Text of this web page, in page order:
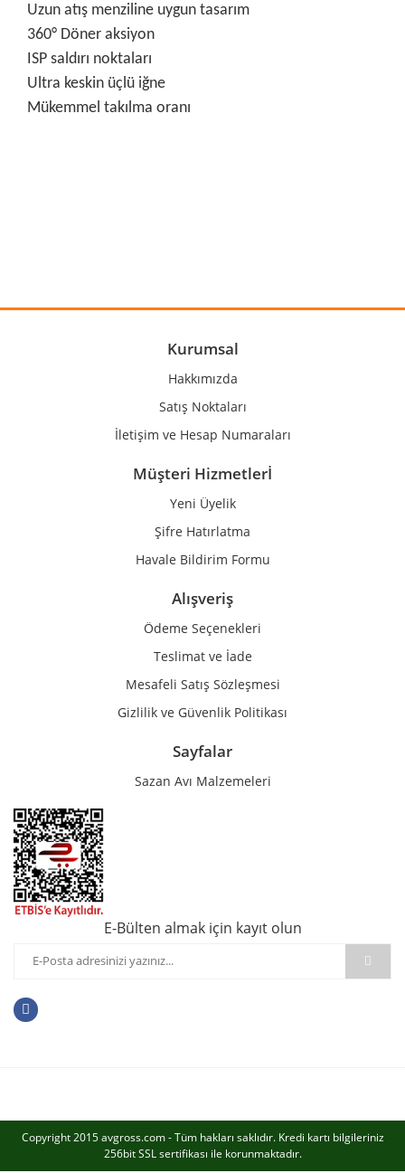
Uzun atış menziline uygun tasarım
360° Döner aksiyon
ISP saldırı noktaları
Ultra keskin üçlü iğne
Mükemmel takılma oranı
Ürün açıklamasında eksik bilgiler bulunuyor.
Ürün bilgilerinde hatalar bulunuyor.
Gönder
Kurumsal
Hakkımızda
Satış Noktaları
İletişim ve Hesap Numaraları
Müşteri Hizmetlerİ
Yeni Üyelik
Şifre Hatırlatma
Havale Bildirim Formu
Alışveriş
Ödeme Seçenekleri
Teslimat ve İade
Mesafeli Satış Sözleşmesi
Gizlilik ve Güvenlik Politikası
Sayfalar
Sazan Avı Malzemeleri
E-Bülten almak için kayıt olun
Copyright 2015 avgross.com - Tüm hakları saklıdır. Kredi kartı bilgileriniz
256bit SSL sertifikası ile korunmaktadır.